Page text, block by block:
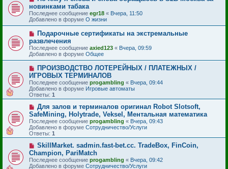
н
и
е
о
о
б
щ
е
и
е
в
о
е
с
о
б
щ
н
и
е
новинками табака
Последнее сообщение egr18 « Вчера, 11:50
Добавлено в форуме О жизни
Н
в
о
е
с
о
б
щ
е
н
е
Подарочные сертификаты на экстремальные
развлечения
Последнее сообщение axied123 « Вчера, 09:59
Добавлено в форуме Общее
Н
о
в
о
е
с
о
б
щ
е
н
и
е
ПРОИЗВОДСТВО ЛОТЕРЕЙНЫХ / ПЛАТЕЖНЫХ /
ИГРОВЫХ ТЕРМИНАЛОВ
Последнее сообщение progambling « Вчера, 09:44
Добавлено в форуме Игровые автоматы
Ответы: 1
Н
о
в
о
е
с
о
о
б
щ
е
Для залов и терминалов оригинал Robot Slotsoft,
SafeMining, Holytrade, Veksel, Ментальная математика
Последнее сообщение progambling « Вчера, 09:43
Добавлено в форуме Сотрудничество/Услуги
Ответы: 1
Н
о
в
о
SkillMarket. sadmin.fast-bet.cc. TradeBox, FinCoin,
Champion, PariMatch
Последнее сообщение progambling « Вчера, 09:42
Добавлено в форуме Сотрудничество/Услуги